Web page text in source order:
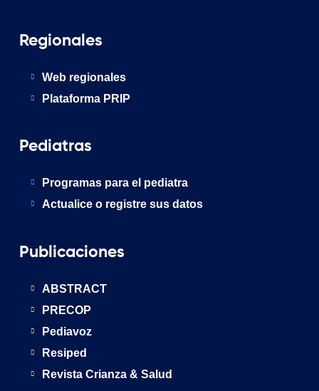
Regionales
Web regionales
Plataforma PRIP
Pediatras
Programas para el pediatra
Actualice o registre sus datos
Publicaciones
ABSTRACT
PRECOP
Pediavoz
Resiped
Revista Crianza & Salud